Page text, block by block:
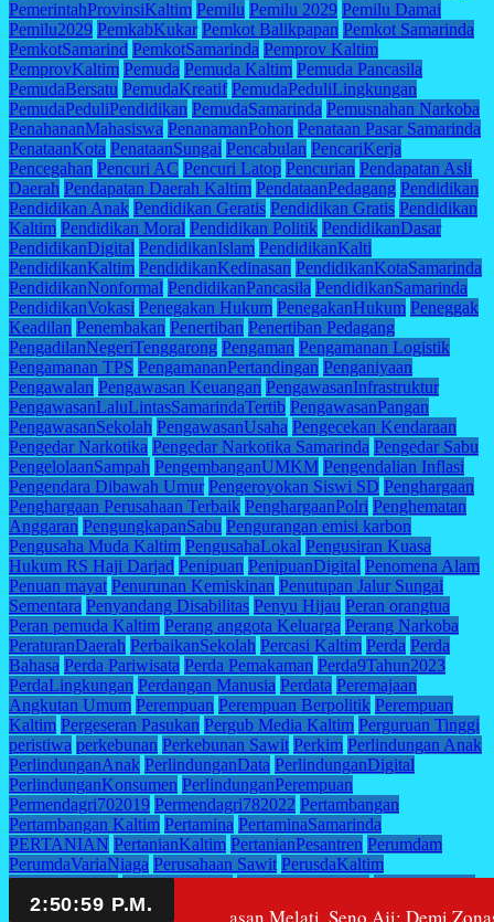
PemerintahProvinsiKaltim Pemilu Pemilu 2029 Pemilu Damai
Pemilu2029 PemkabKukar Pemkot Balikpapan Pemkot Samarinda
PemkotSamarind PemkotSamarinda Pemprov Kaltim
PemprovKaltim Pemuda Pemuda Kaltim Pemuda Pancasila
PemudaBersatu PemudaKreatif PemudaPeduliLingkungan
PemudaPeduliPendidikan PemudaSamarinda Pemusnahan Narkoba
PenahananMahasiswa PenanamanPohon Penataan Pasar Samarinda
PenataanKota PenataanSungai Pencabulan PencariKerja
Pencegahan Pencuri AC Pencuri Latop Pencurian Pendapatan Asli
Daerah Pendapatan Daerah Kaltim PendataanPedagang Pendidikan
Pendidikan Anak Pendidikan Geratis Pendidikan Gratis Pendidikan
Kaltim Pendidikan Moral Pendidikan Politik PendidikanDasar
PendidikanDigital PendidikanIslam PendidikanKalti
PendidikanKaltim PendidikanKedinasan PendidikanKotaSamarinda
PendidikanNonformal PendidikanPancasila PendidikanSamarinda
PendidikanVokasi Penegakan Hukum PenegakanHukum Peneggak
Keadilan Penembakan Penertiban Penertiban Pedagang
PengadilanNegeriTenggarong Pengaman Pengamanan Logistik
Pengamanan TPS PengamananPertandingan Penganiyaan
Pengawalan Pengawasan Keuangan PengawasanInfrastruktur
PengawasanLaluLintasSamarindaTertib PengawasanPangan
PengawasanSekolah PengawasanUsaha Pengecekan Kendaraan
Pengedar Narkotika Pengedar Narkotika Samarinda Pengedar Sabu
PengelolaanSampah PengembanganUMKM Pengendalian Inflasi
Pengendara Dibawah Umur Pengeroyokan Siswi SD Penghargaan
Penghargaan Perusahaan Terbaik PenghargaanPolri Penghematan
Anggaran PengungkapanSabu Pengurangan emisi karbon
Pengusaha Muda Kaltim PengusahaLokal Pengusiran Kuasa
Hukum RS Haji Darjad Penipuan PenipuanDigital Penomena Alam
Penuan mayat Penurunan Kemiskinan Penutupan Jalur Sungai
Sementara Penyandang Disabilitas Penyu Hijau Peran orangtua
Peran pemuda Kaltim Perang anggota Keluarga Perang Narkoba
PeraturanDaerah PerbaikanSekolah Percasi Kaltim Perda Perda
Bahasa Perda Pariwisata Perda Pemakaman Perda9Tahun2023
PerdaLingkungan Perdangan Manusia Perdata Peremajaan
Angkutan Umum Perempuan Perempuan Berpolitik Perempuan
Kaltim Pergeseran Pasukan Pergub Media Kaltim Perguruan Tinggi
peristiwa perkebunan Perkebunan Sawit Perkim Perlindungan Anak
PerlindunganAnak PerlindunganData PerlindunganDigital
PerlindunganKonsumen PerlindunganPerempuan
Permendagri702019 Permendagri782022 Pertambangan
Pertambangan Kaltim Pertamina PertaminaSamarinda
PERTANIAN PertanianKaltim PertanianPesantren Perumdam
PerumdaVariaNiaga Perusahaan Sawit PerusdaKaltim
PerwaliSampah PesantrenDigita PesantrenProduktif Pesut Bentong
Pesut Mahakam PETANI